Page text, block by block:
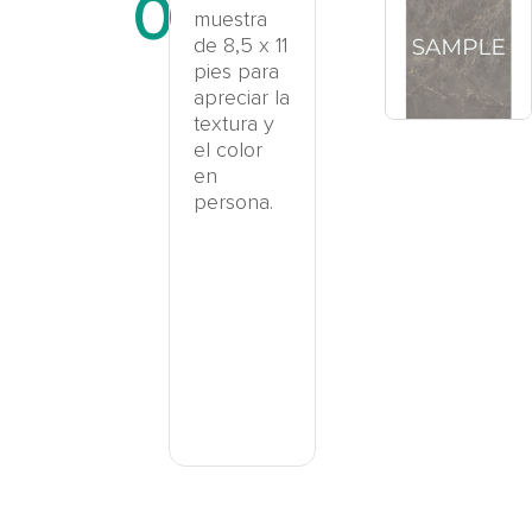
0
muestra
de 8,5 x 11
pies para
apreciar la
textura y
el color
en
persona.